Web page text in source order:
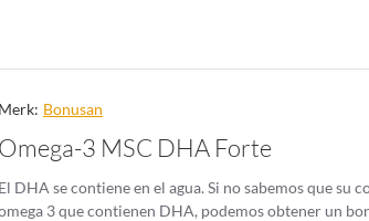
Merk: Bonusan
Omega-3 MSC DHA Forte
El DHA se contiene en el agua. Si no sabemos que
3 que contienen DHA, podemos obtener un